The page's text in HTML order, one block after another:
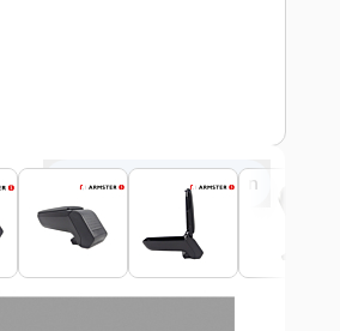
Klik om te vergroten